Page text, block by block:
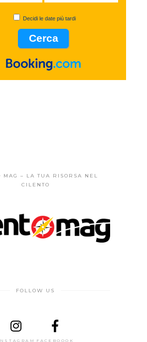
Decidi le date più tardi
MAG – LA TUA RISORSA NEL
CILENTO
FOLLOW US
FACEBOOOK